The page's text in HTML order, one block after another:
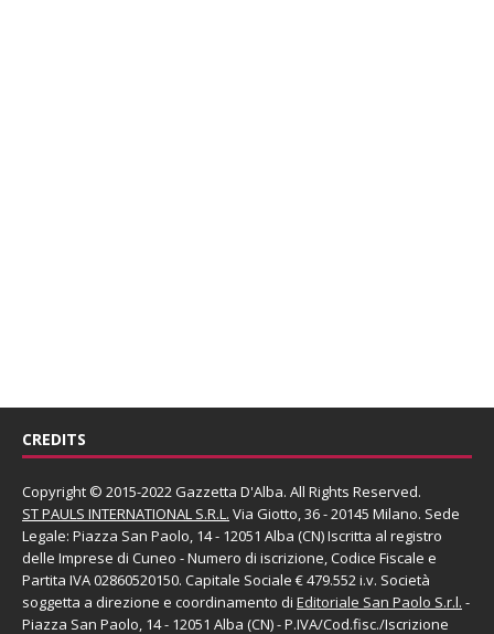
CREDITS
Copyright © 2015-2022 Gazzetta D'Alba. All Rights Reserved.
ST PAULS INTERNATIONAL S.R.L. Via Giotto, 36 - 20145 Milano. Sede
Legale: Piazza San Paolo, 14 - 12051 Alba (CN) Iscritta al registro
delle Imprese di Cuneo - Numero di iscrizione, Codice Fiscale e
Partita IVA 02860520150. Capitale Sociale € 479.552 i.v. Società
soggetta a direzione e coordinamento di Editoriale San Paolo S.r.l. -
Piazza San Paolo, 14 - 12051 Alba (CN) - P.IVA/Cod.fisc./Iscrizione